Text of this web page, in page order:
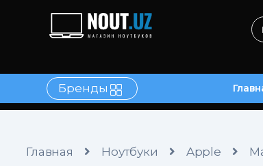
Бренды
Главная Ноутбуки Apple